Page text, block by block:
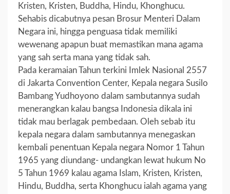
Kristen, Kristen, Buddha, Hindu, Khonghucu.
Sehabis dicabutnya pesan Brosur Menteri Dalam
Negara ini, hingga penguasa tidak memiliki
wewenang apapun buat memastikan mana agama
yang sah serta mana yang tidak sah.
Pada keramaian Tahun terkini Imlek Nasional 2557
di Jakarta Convention Center, Kepala negara Susilo
Bambang Yudhoyono dalam sambutannya sudah
menerangkan kalau bangsa Indonesia dikala ini
tidak mau berlagak pembedaan. Oleh sebab itu
kepala negara dalam sambutannya menegaskan
kembali penentuan Kepala negara Nomor 1 Tahun
1965 yang diundang- undangkan lewat hukum No
5 Tahun 1969 kalau agama Islam, Kristen, Kristen,
Hindu, Buddha, serta Khonghucu ialah agama yang